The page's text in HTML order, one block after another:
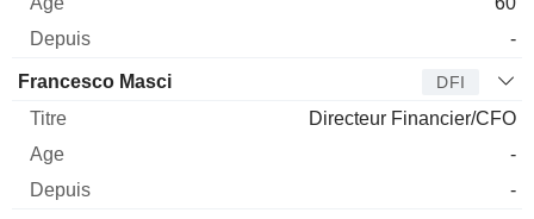
-
Francesco Masci DFI
Directeur Financier/CFO
-
-